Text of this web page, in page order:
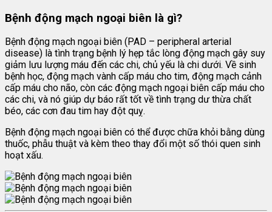
Bệnh động mạch ngoại biên là gì?
Bệnh động mạch ngoại biên (PAD – peripheral arterial
disease) là tình trạng bệnh lý hẹp tắc lòng động mạch gây suy
giảm lưu lượng máu đến các chi, chủ yếu là chi dưới. Về sinh
bệnh học, động mạch vành cấp máu cho tim, động mạch cảnh
cấp máu cho não, còn các động mạch ngoại biên cấp máu cho
các chi, và nó giúp dự báo rất tốt về tình trạng dư thừa chất
béo, các cơn đau tim hay đột quỵ.
Bệnh động mạch ngoại biên có thể được chữa khỏi bằng dùng
thuốc, phẫu thuật và kèm theo thay đổi một số thói quen sinh
hoạt xấu.